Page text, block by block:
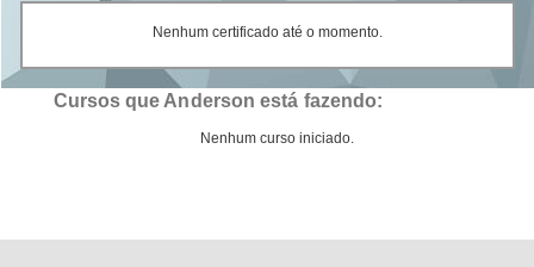
Nenhum certificado até o momento.
Cursos que Anderson está fazendo:
Nenhum curso iniciado.